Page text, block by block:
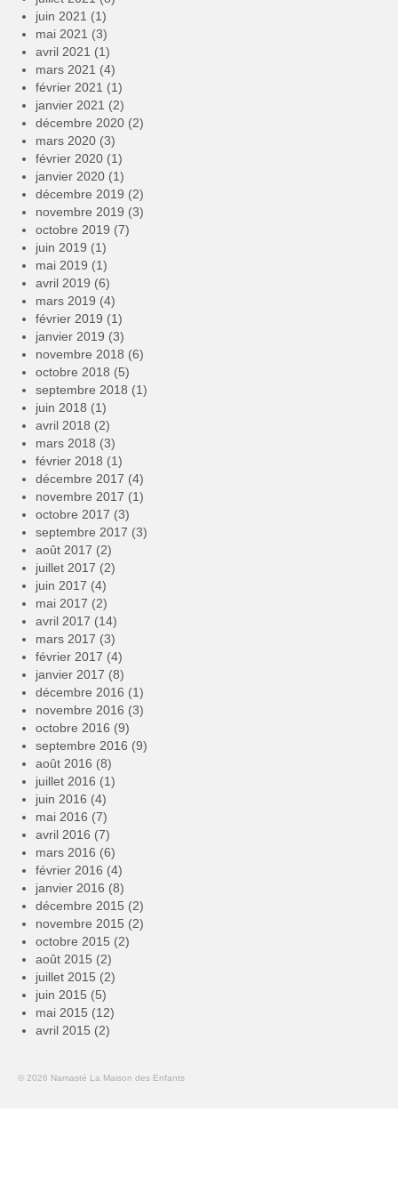
juin 2021 (1)
mai 2021 (3)
avril 2021 (1)
mars 2021 (4)
février 2021 (1)
janvier 2021 (2)
décembre 2020 (2)
mars 2020 (3)
février 2020 (1)
janvier 2020 (1)
décembre 2019 (2)
novembre 2019 (3)
octobre 2019 (7)
juin 2019 (1)
mai 2019 (1)
avril 2019 (6)
mars 2019 (4)
février 2019 (1)
janvier 2019 (3)
novembre 2018 (6)
octobre 2018 (5)
septembre 2018 (1)
juin 2018 (1)
avril 2018 (2)
mars 2018 (3)
février 2018 (1)
décembre 2017 (4)
novembre 2017 (1)
octobre 2017 (3)
septembre 2017 (3)
août 2017 (2)
juillet 2017 (2)
juin 2017 (4)
mai 2017 (2)
avril 2017 (14)
mars 2017 (3)
février 2017 (4)
janvier 2017 (8)
décembre 2016 (1)
novembre 2016 (3)
octobre 2016 (9)
septembre 2016 (9)
août 2016 (8)
juillet 2016 (1)
juin 2016 (4)
mai 2016 (7)
avril 2016 (7)
mars 2016 (6)
février 2016 (4)
janvier 2016 (8)
décembre 2015 (2)
novembre 2015 (2)
octobre 2015 (2)
août 2015 (2)
juillet 2015 (2)
juin 2015 (5)
mai 2015 (12)
avril 2015 (2)
© 2026 Namasté La Maison des Enfants